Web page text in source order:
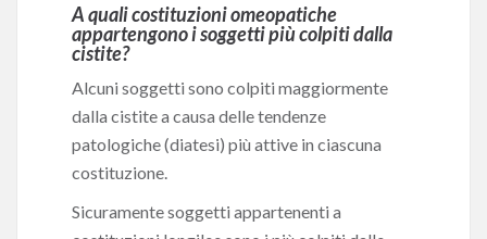
A quali costituzioni omeopatiche
appartengono i soggetti più colpiti dalla
cistite?
Alcuni soggetti sono colpiti maggiormente
dalla cistite a causa delle tendenze
patologiche (diatesi) più attive in ciascuna
costituzione.
Sicuramente soggetti appartenenti a